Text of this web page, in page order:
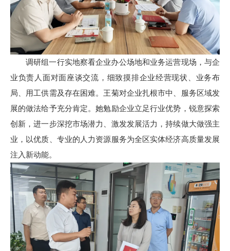
调研组一行实地察看企业办公场地和业务运营现场，与企
业负责人面对面座谈交流，细致摸排企业经营现状、业务布
局、用工供需及存在困难。王菊对企业扎根市中、服务区域发
展的做法给予充分肯定。她勉励企业立足行业优势，锐意探索
创新，进一步深挖市场潜力、激发发展活力，持续做大做强主
业，以优质、专业的人力资源服务为全区实体经济高质量发展
注入新动能。